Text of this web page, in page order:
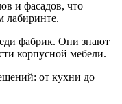
и фасадов, что
лабиринте.
фабрик. Они знают
корпусной мебели.
от кухни до